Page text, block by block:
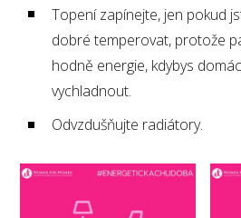
Topení zapínejte, jen pokud
dobré temperovat, protože
hodně energie, kdybys
vychladnout.
Odvzdušňujte radiátory.